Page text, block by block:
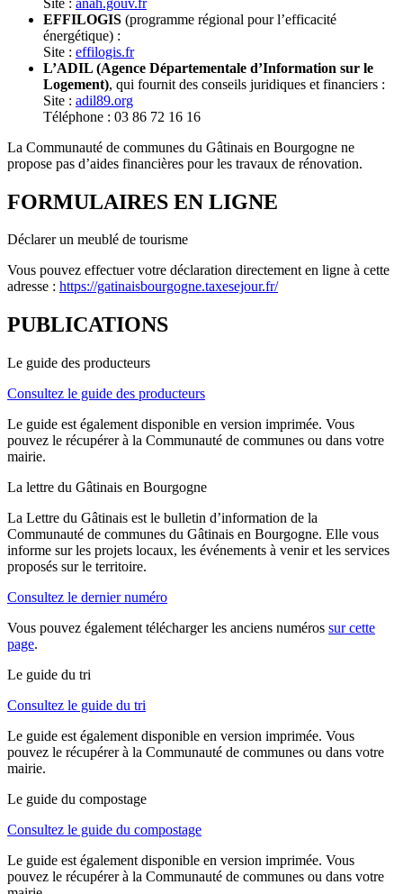
EFFILOGIS (programme régional pour l’efficacité
énergétique) :
Site : effilogis.fr
L’ADIL (Agence Départementale d’Information sur le
Logement), qui fournit des conseils juridiques et financiers :
Site : adil89.org
Téléphone : 03 86 72 16 16
La Communauté de communes du Gâtinais en Bourgogne ne
propose pas d’aides financières pour les travaux de rénovation.
FORMULAIRES EN LIGNE
Déclarer un meublé de tourisme
Vous pouvez effectuer votre déclaration directement en ligne à cette
adresse : https://gatinaisbourgogne.taxesejour.fr/
PUBLICATIONS
Le guide des producteurs
Consultez le guide des producteurs
Le guide est également disponible en version imprimée. Vous
pouvez le récupérer à la Communauté de communes ou dans votre
mairie.
La lettre du Gâtinais en Bourgogne
La Lettre du Gâtinais est le bulletin d’information de la
Communauté de communes du Gâtinais en Bourgogne. Elle vous
informe sur les projets locaux, les événements à venir et les services
proposés sur le territoire.
Consultez le dernier numéro
Vous pouvez également télécharger les anciens numéros sur cette
page.
Le guide du tri
Consultez le guide du tri
Le guide est également disponible en version imprimée. Vous
pouvez le récupérer à la Communauté de communes ou dans votre
mairie.
Le guide du compostage
Consultez le guide du compostage
Le guide est également disponible en version imprimée. Vous
pouvez le récupérer à la Communauté de communes ou dans votre